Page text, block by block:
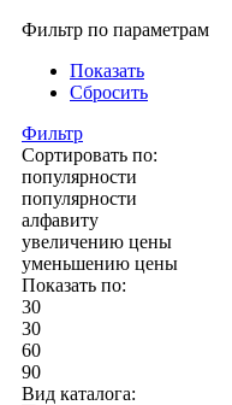
Фильтр по параметрам
Показать
Сбросить
Фильтр
Сортировать по:
популярности
популярности
алфавиту
увеличению цены
уменьшению цены
Показать по:
30
30
60
90
Вид каталога: